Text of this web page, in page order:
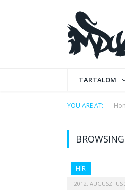
TARTALOM
YOU ARE AT:
HÍR
2012. AUGUSZTUS